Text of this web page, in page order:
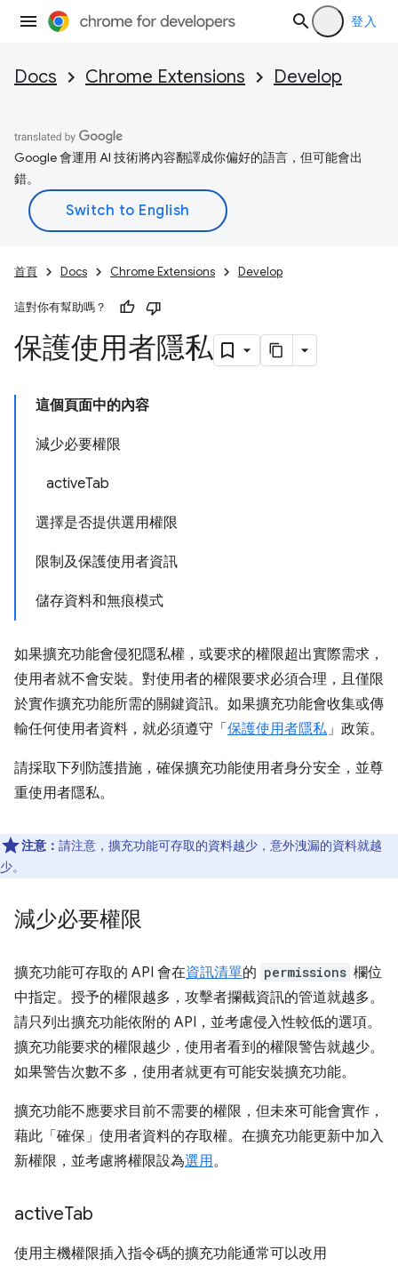
登入
Docs Chrome Extensions Develop
Google 會運用 AI 技術將內容翻譯成你偏好的語言，但可能會出
錯。
首頁 Docs Chrome Extensions Develop
這對你有幫助嗎？
保護使用者隱私
這個頁面中的內容
減少必要權限
activeTab
選擇是否提供選用權限
限制及保護使用者資訊
儲存資料和無痕模式
如果擴充功能會侵犯隱私權，或要求的權限超出實際需求，
使用者就不會安裝。對使用者的權限要求必須合理，且僅限
於實作擴充功能所需的關鍵資訊。如果擴充功能會收集或傳
輸任何使用者資料，就必須遵守「 保護使用者隱私」政策。
請採取下列防護措施，確保擴充功能使用者身分安全，並尊
重使用者隱私。
注意： 請注意，擴充功能可存取的資料越少，意外洩漏的資料就越
少。
減少必要權限
擴充功能可存取的 API 會在資訊清單的 permissions 欄位
中指定。授予的權限越多，攻擊者攔截資訊的管道就越多。
請只列出擴充功能依附的 API，並考慮侵入性較低的選項。
擴充功能要求的權限越少，使用者看到的權限警告就越少。
如果警告次數不多，使用者就更有可能安裝擴充功能。
擴充功能不應要求目前不需要的權限，但未來可能會實作，
藉此「確保」使用者資料的存取權。在擴充功能更新中加入
新權限，並考慮將權限設為選用。
activeTab
使用主機權限插入指令碼的擴充功能通常可以改用